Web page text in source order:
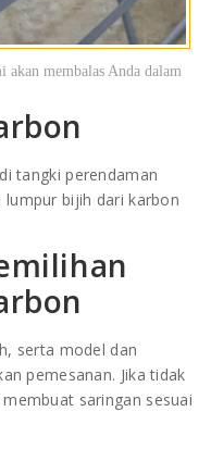
akan membalas Anda dalam
tangki perendaman
bijih dari karbon
serta model dan
pemesanan. Jika tidak
saringan sesuai